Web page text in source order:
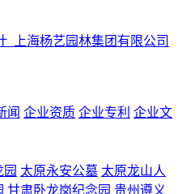
闻 企业资质 企业专利 企业文
太原永安公墓 太原龙山人
甘肃卧龙岗纪念园 贵州遵义